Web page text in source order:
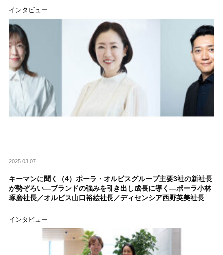
インタビュー
2025.03.07
キーマンに聞く（4）ポーラ・オルビスグループ主要3社の新社長
が勢ぞろい―ブランドの強みを引き出し成長に導く―ポーラ小林
琢磨社長／オルビス山口裕絵社長／ディセンシア西野英美社長
インタビュー